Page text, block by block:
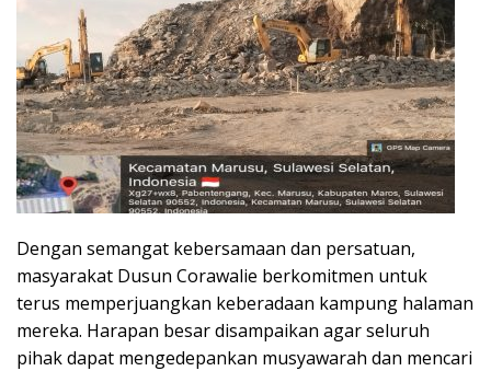
Dengan semangat kebersamaan dan persatuan,
masyarakat Dusun Corawalie berkomitmen untuk
terus memperjuangkan keberadaan kampung halaman
mereka. Harapan besar disampaikan agar seluruh
pihak dapat mengedepankan musyawarah dan mencari